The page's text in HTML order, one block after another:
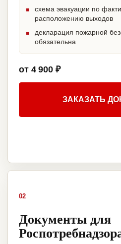
схема эвакуации по
расположению выходов
декларация пожарной
обязательна
от 4 900 ₽
ЗАКАЗАТЬ
02
Документы для